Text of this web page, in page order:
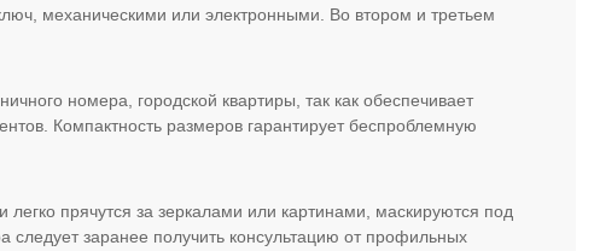
механическими или электронными. Во втором и третьем
номера, городской квартиры, так как обеспечивает
Компактность размеров гарантирует беспроблемную
прячутся за зеркалами или картинами, маскируются под
заранее получить консультацию от профильных